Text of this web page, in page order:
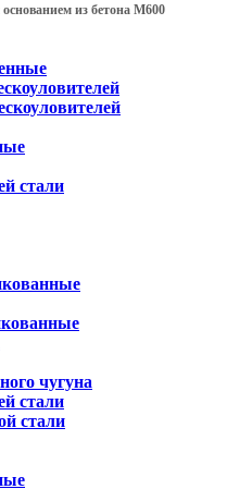
основанием из бетона М600
стали
чугуна
стали
стали